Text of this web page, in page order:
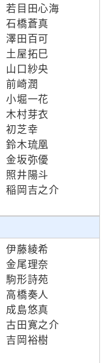
若目田心海
石橋蒼真
澤田百可
土屋拓巳
山口紗央
前崎潤
小堀一花
木村芽衣
初芝幸
鈴木琉凰
金坂弥優
照井陽斗
稲岡吉之介
伊藤綾希
金尾理奈
駒形詩苑
高橋奏人
成島悠真
古田寛之介
吉岡裕樹